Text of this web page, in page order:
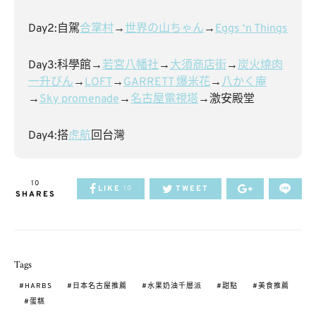
Day2:自駕合掌村→ 世界の山ちゃん → Eggs ‘n Things
Day3:科學館→ 若宮八幡社→ 大須商店街→ 炭火燒肉
一升びん → LOFT→ GARRETT 爆米花→ 八かく庵
→ Sky promenade → 名古屋電視塔 →激安殿堂
Day4:搭虎航回台灣
10
SHARES
LIKE 10 TWEET
Tags
HARBS 日本名古屋推薦 水果奶油千層派 甜點
美食推薦
蛋糕